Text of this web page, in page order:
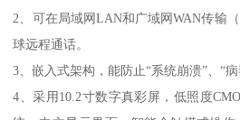
2、可在局域网LAN和广域网WAN传输
球远程通话。
3、嵌入式架构，能防止“系统崩溃”、“病
4、采用10.2寸数字真彩屏，低照度